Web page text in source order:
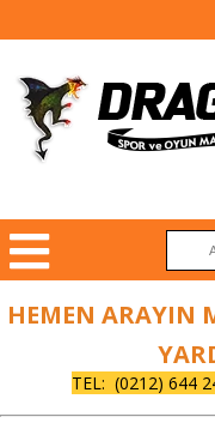
HEMEN ARAYIN
TEL: (0212) 644